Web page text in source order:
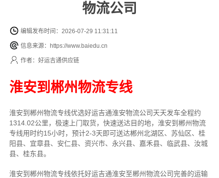
物流公司
编辑发布时间：2026-07-29 11:31:11
信息来源：https://www.baiedu.cn
作者：好运吉通供应链
淮安到郴州物流专线
淮安到郴州物流专线优选好运吉通淮安物流公司天天发车全程约
1314.02公里， 极速上门取货，快速送达目的地，淮安到郴州物流
专线用时约15小时，预计2-3天即可送达郴州北湖区、苏仙区、桂
阳县、宜章县、安仁县、资兴市、永兴县、嘉禾县、临武县、汝城
县、桂东县。
淮安到郴州物流专线依托好运吉通淮安至郴州物流公司完善的运输